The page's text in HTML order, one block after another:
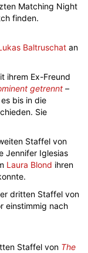
Matching Night
finden.
Baltruschat an
ihrem Ex-Freund
getrennt –
bis in die
Sie
Staffel von
Jennifer Iglesias
Laura Blond ihren
dritten Staffel von
einstimmig nach
Staffel von The